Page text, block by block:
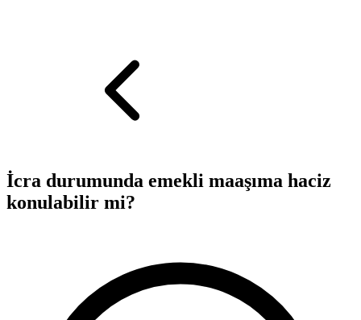
İcra durumunda emekli maaşıma haciz
konulabilir mi?